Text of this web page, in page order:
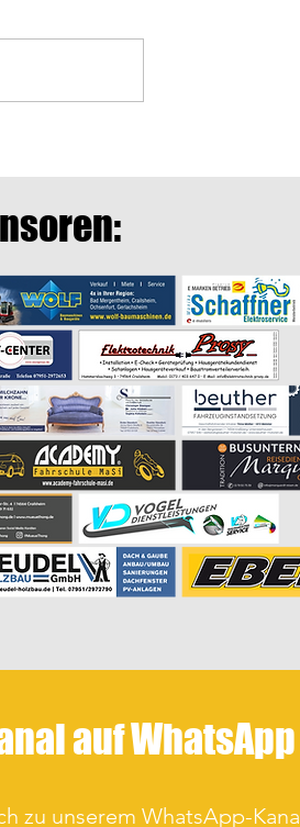
auf WhatsApp
zu unserem WhatsApp-Kanal